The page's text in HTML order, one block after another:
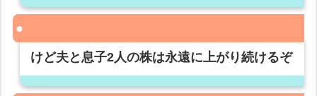
けど夫と息子2人の株は永遠に上がり続けるぞ